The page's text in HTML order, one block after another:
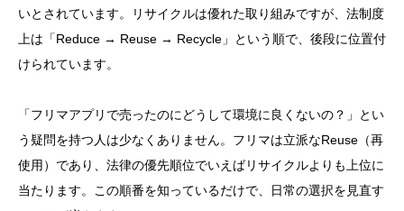
いとされています。リサイクルは優れた取り組みですが、法制度
上は「Reduce → Reuse → Recycle」という順で、後段に位置付
けられています。
「フリマアプリで売ったのにどうして環境に良くないの？」とい
う疑問を持つ人は少なくありません。フリマは立派なReuse（再
使用）であり、法律の優先順位でいえばリサイクルよりも上位に
当たります。この順番を知っているだけで、日常の選択を見直す